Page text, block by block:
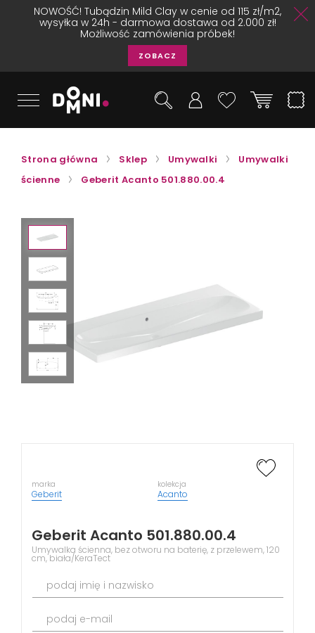
NOWOŚĆ! Tubądzin Mild Clay w cenie od 115 zł/m2,
wysyłka w 24h - darmowa dostawa od 2.000 zł!
Możliwość zamówienia próbek!
ZOBACZ
Strona główna Sklep Umywalki
Umywalki
ścienne
Geberit Acanto 501.880.00.4
marka
Geberit
kolekcja
Acanto
Geberit Acanto 501.880.00.4
Umywalka ścienna, bez otworu na baterię, z przelewem, 120
cm, biała/KeraTect
podaj imię i nazwisko
podaj e-mail